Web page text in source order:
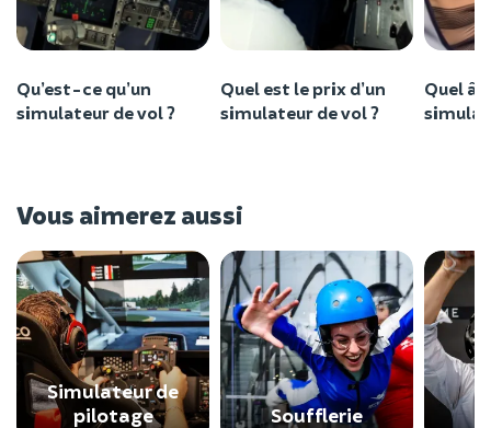
Qu’est-ce qu’un
simulateur de vol ?
Quel est le prix d’un
simulateur de vol ?
Quel
Vous aimerez aussi
Simulateur de
pilotage
Soufflerie